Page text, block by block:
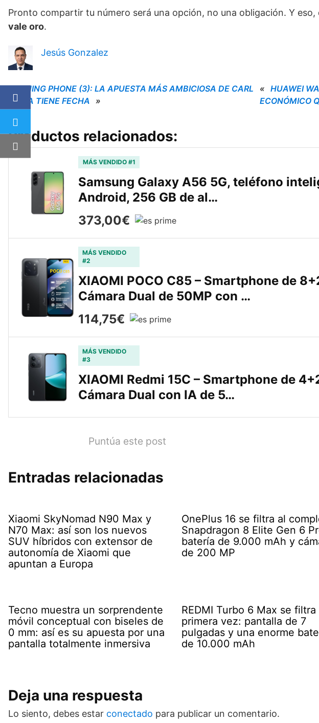
Pronto compartir tu número será una opción, no una obligación. Y
vale oro.
Jesús Gonzalez
NOTHING PHONE (3): LA APUESTA MÁS AMBICIOSA DE CARL
PEI YA TIENE FECHA »
« HUAWEI
ECONÓMICO
Productos relacionados:
MÁS VENDIDO #1
Samsung Galaxy A56 5G, teléfono
Android, 256 GB de al…
373,00€
MÁS VENDIDO
#2
XIAOMI POCO C85 – Smartphone de
Cámara Dual de 50MP con …
114,75€
MÁS VENDIDO
#3
XIAOMI Redmi 15C – Smartphone de
Cámara Dual con IA de 5…
Puntúa este post
Entradas relacionadas
Xiaomi SkyNomad N90 Max y
N70 Max: así son los nuevos
SUV híbridos con extensor de
autonomía de Xiaomi que
apuntan a Europa
OnePlus 16 se filtra al
Snapdragon 8 Elite Gen 6
batería de 9.000 mAh y
de 200 MP
Tecno muestra un sorprendente
móvil conceptual con biseles de
0 mm: así es su apuesta por una
pantalla totalmente inmersiva
REDMI Turbo 6 Max se filtra
primera vez: pantalla de 7
pulgadas y una enorme
de 10.000 mAh
Deja una respuesta
Lo siento, debes estar conectado para publicar un comentario.